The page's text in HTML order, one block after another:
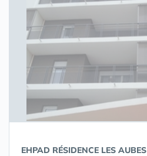
EHPAD RÉSIDENCE LES AUBES